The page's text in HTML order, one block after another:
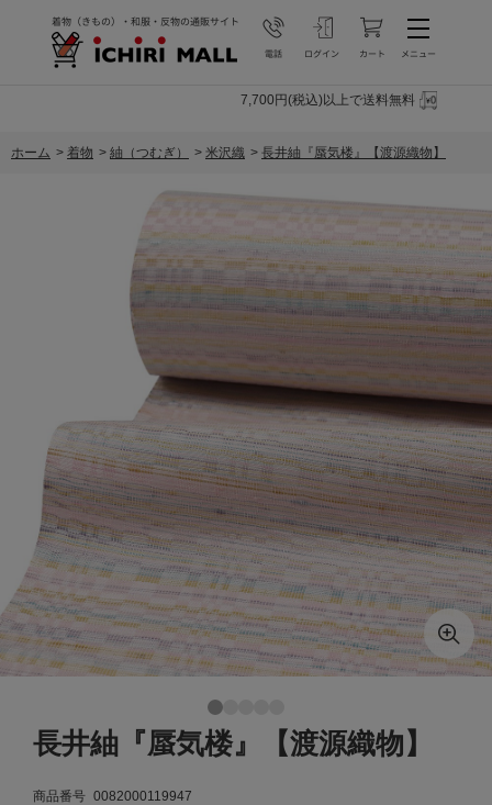
7,700円(税込)以上で送料無料
ホーム > 着物 > 紬（つむぎ） > 米沢織 > 長井紬『蜃気楼』【渡源織物】
長井紬『蜃気楼』【渡源織物】
商品番号 0082000119947